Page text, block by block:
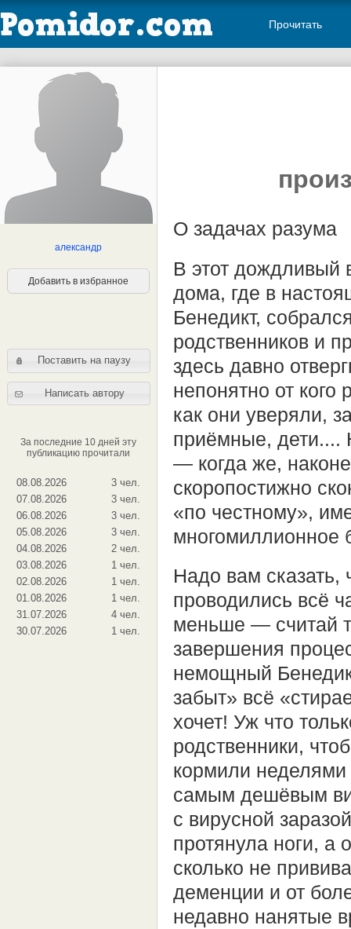
Прочитать
александр
Добавить в избранное
Поставить на паузу
Написать автору
За последние 10 дней эту
публикацию прочитали
08.08.2026
3 чел.
07.08.2026
3 чел.
06.08.2026
3 чел.
05.08.2026
3 чел.
04.08.2026
2 чел.
03.08.2026
1 чел.
02.08.2026
1 чел.
01.08.2026
1 чел.
31.07.2026
4 чел.
30.07.2026
1 чел.
О задачах разума
В этот дождливый
дома, где в
Бенедикт,
родственников и
здесь давно
непонятно от кого
как они уверяли,
приёмные, дети....
— когда же,
скоропостижно
«по честному»,
многомиллионное
Надо вам сказать,
проводились всё
меньше — считай
завершения
немощный
забыт» всё
хочет! Уж что
родственники,
кормили неделями
самым дешёвым
с вирусной
протянула ноги,
сколько не
деменции и от
недавно нанятые